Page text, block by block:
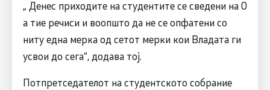
„ Денес приходите на студентите се сведени на 0
а тие речиси и воопшто да не се опфатени со
ниту една мерка од сетот мерки кои Владата ги
усвои до сега“, додава тој.
Потпретседателот на студентското собрание